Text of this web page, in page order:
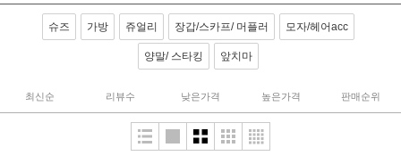
슈즈 가방 쥬얼리 장갑/스카프/ 머플러 모자/헤어acc
양말/ 스타킹 앞치마
최신순 리뷰수 낮은가격 높은가격 판매순위